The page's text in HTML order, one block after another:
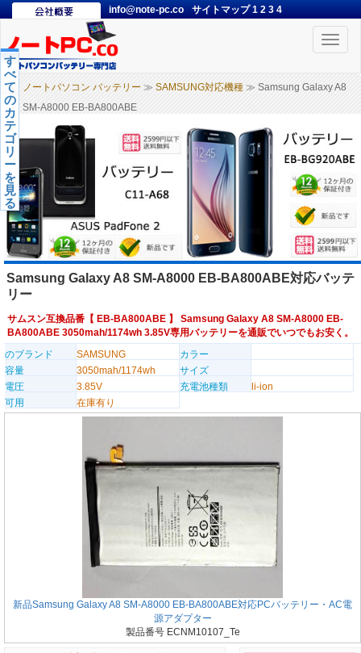
info@note-pc.co サイトマップ1 2 3 4
Toggle
ノートパソコン バッテリー ≫ SAMSUNG対応機種 ≫ Samsung Galaxy A8
SM-A8000 EB-BA800ABE
す
べ
て
の
カ
テ
ゴ
リ
ー
を
見
る
Samsung Galaxy A8 SM-A8000 EB-BA800ABE対応バッテ
リー
サムスン互換品番【 EB-BA800ABE 】 Samsung Galaxy A8 SM-A8000 EB-
BA800ABE 3050mah/1174wh 3.85V専用バッテリーを通販でいつでもお安く。
のブランド
SAMSUNG
カラー
容量
3050mah/1174wh
サイズ
電圧
3.85V 充電池種類
li-ion
可用
在庫有り
新品Samsung Galaxy A8 SM-A8000 EB-BA800ABE対応PCバッテリー・AC電
源アダプター
製品番号 ECNM10107_Te